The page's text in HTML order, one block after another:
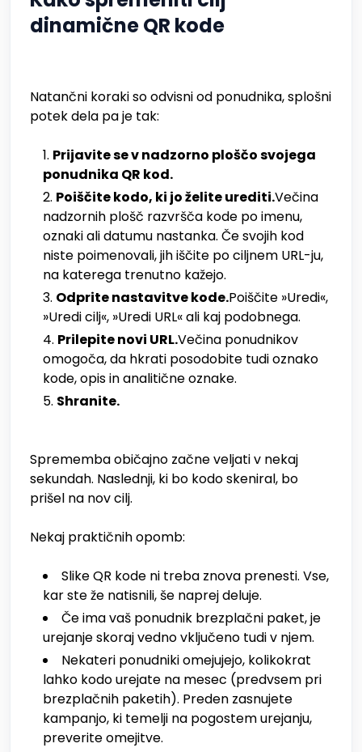
dinamične QR kode
Natančni koraki so odvisni od ponudnika, splošni
potek dela pa je tak:
Prijavite se v nadzorno ploščo svojega
ponudnika QR kod.
Poiščite kodo, ki jo želite urediti.Večina
nadzornih plošč razvršča kode po imenu,
oznaki ali datumu nastanka. Če svojih kod
niste poimenovali, jih iščite po ciljnem URL-ju,
na katerega trenutno kažejo.
Odprite nastavitve kode.Poiščite »Uredi«,
»Uredi cilj«, »Uredi URL« ali kaj podobnega.
Prilepite novi URL.Večina ponudnikov
omogoča, da hkrati posodobite tudi oznako
kode, opis in analitične oznake.
Shranite.
Sprememba običajno začne veljati v nekaj
sekundah. Naslednji, ki bo kodo skeniral, bo
prišel na nov cilj.
Nekaj praktičnih opomb:
Slike QR kode ni treba znova prenesti. Vse,
kar ste že natisnili, še naprej deluje.
Če ima vaš ponudnik brezplačni paket, je
urejanje skoraj vedno vključeno tudi v njem.
Nekateri ponudniki omejujejo, kolikokrat
lahko kodo urejate na mesec (predvsem pri
brezplačnih paketih). Preden zasnujete
kampanjo, ki temelji na pogostem urejanju,
preverite omejitve.